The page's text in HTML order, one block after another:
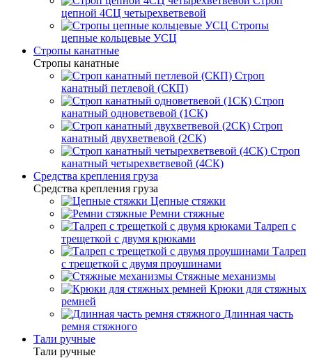
цепной 4СЦ четырехветвевой
Стропы
цепные кольцевые УСЦ
Стропы канатные
Стропы канатные
Строп
канатный петлевой (СКП)
Строп
канатный одноветвевой (1СК)
Строп
канатный двухветвевой (2СК)
Строп
канатный четырехветвевой (4СК)
Средства крепления груза
Средства крепления груза
Цепные стяжки
Ремни стяжные
Талреп с
трещеткой с двумя крюками
Талреп
с трещеткой с двумя проушинами
Стяжные механизмы
Крюки для стяжных
ремней
Длинная часть
ремня стяжного
Тали ручные
Тали ручные